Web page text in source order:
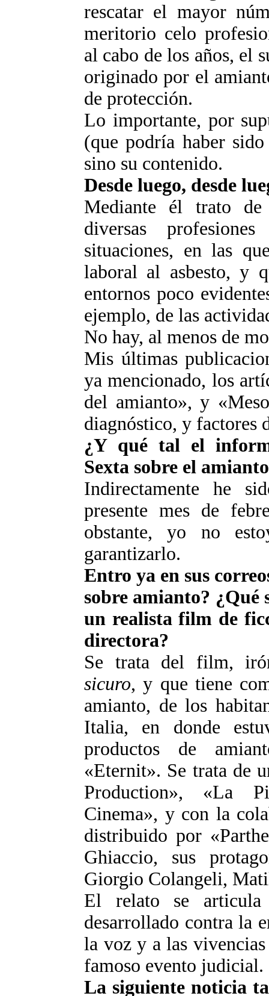
rescatar el mayor
meritorio celo
al cabo de los años, el
originado por el
de protección.
Lo importante, por
(que podría haber
sino su contenido.
Desde luego, desde
Mediante él trato
diversas
situaciones, en las
laboral al asbesto, y
entornos poco
ejemplo, de las
No hay, al menos de
Mis últimas
ya mencionado, los
del amianto», y
diagnóstico, y factores
¿Y qué tal el
Sexta sobre el
Indirectamente he
presente mes de
obstante, yo no
garantizarlo.
Entro ya en sus
sobre amianto? ¿Qué
un realista film de
directora?
Se trata del film,
sicuro, y que tiene
amianto, de los
Italia, en donde
productos de
«Eternit». Se trata de
Production», «La
Cinema», y con la
distribuido por
Ghiaccio, sus
Giorgio Colangeli,
El relato se articula
desarrollado contra la
la voz y a las
famoso evento judicial.
La siguiente noticia